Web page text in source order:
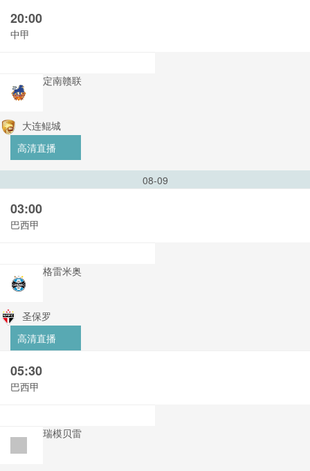
20:00
中甲
定南赣联
大连鲲城
高清直播
08-09
03:00
巴西甲
格雷米奥
圣保罗
高清直播
05:30
巴西甲
瑞模贝雷